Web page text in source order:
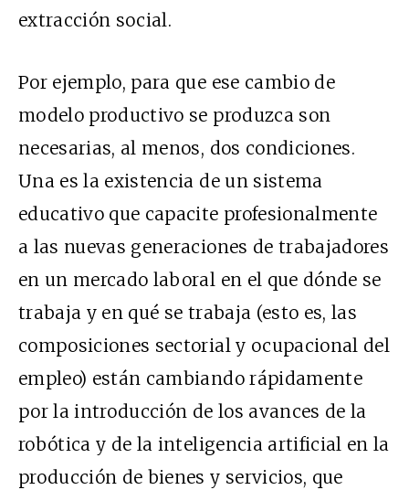
extracción social.
Por ejemplo, para que ese cambio de
modelo productivo se produzca son
necesarias, al menos, dos condiciones.
Una es la existencia de un sistema
educativo que capacite profesionalmente
a las nuevas generaciones de trabajadores
en un mercado laboral en el que dónde se
trabaja y en qué se trabaja (esto es, las
composiciones sectorial y ocupacional del
empleo) están cambiando rápidamente
por la introducción de los avances de la
robótica y de la inteligencia artificial en la
producción de bienes y servicios, que